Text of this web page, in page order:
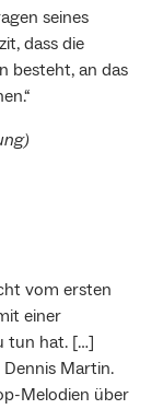
seines
dass die
besteht, an das
vom ersten
einer
tun hat. […]
Martin.
Melodien über